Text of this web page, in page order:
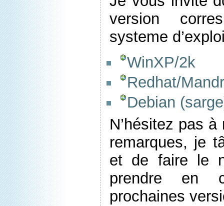
version
systeme
WinXP/2k
Redhat/
Debian
N’hésitez pas
remarques, je
et de faire le
prendre en
prochaines